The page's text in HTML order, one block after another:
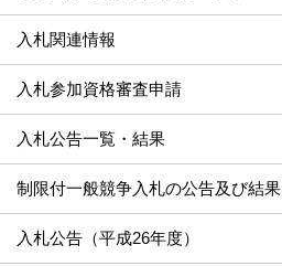
入札関連情報
入札参加資格審査申請
入札公告一覧・結果
制限付一般競争入札の公告及び結果
入札公告（平成26年度）